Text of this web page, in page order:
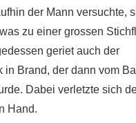
der Mann versuchte,
zu einer grossen
geriet auch der
in Brand, der dann vom
Dabei verletzte sich
Hand.